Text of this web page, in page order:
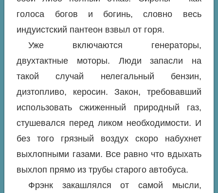
голоса богов и богинь, словно весь
индуистский пантеон взвыл от горя.
Уже включаются генераторы,
двухтактные моторы. Люди запасли на
такой случай нелегальный бензин,
дизтопливо, керосин. Закон, требовавший
использовать сжиженный природный газ,
стушевался перед ликом необходимости. И
без того грязный воздух скоро набухнет
выхлопными газами. Все равно что вдыхать
выхлоп прямо из трубы старого автобуса.
Фрэнк закашлялся от самой мысли,